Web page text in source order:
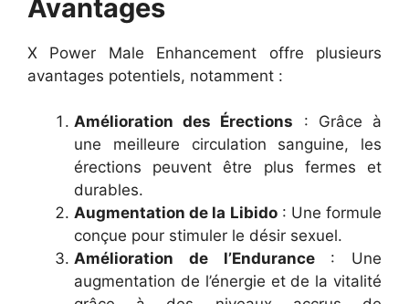
Avantages
X Power Male Enhancement offre plusieurs
avantages potentiels, notamment :
Amélioration des Érections : Grâce à
une meilleure circulation sanguine, les
érections peuvent être plus fermes et
durables.
Augmentation de la Libido: Une formule
conçue pour stimuler le désir sexuel.
Amélioration de l’Endurance: Une
augmentation de l’énergie et de la vitalité